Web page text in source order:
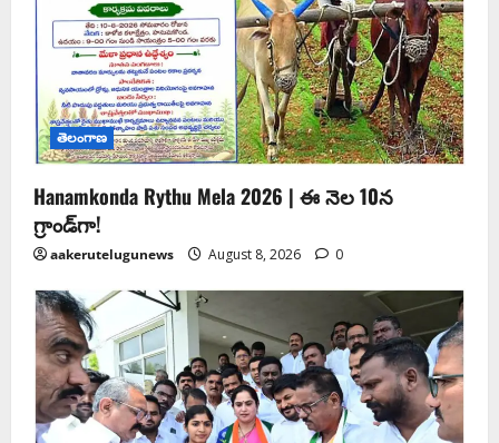
తెలంగాణ
Hanamkonda Rythu Mela 2026 | ఈ నెల 10న
గ్రాండ్‌గా!
aakerutelugunews August 8, 2026 0